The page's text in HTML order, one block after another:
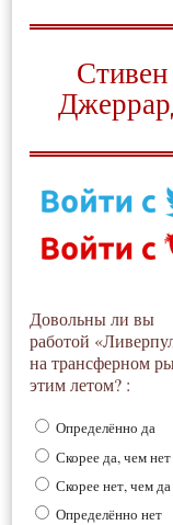
Стивен
Довольны ли вы
работой
на трансферном
этим летом? :
Определённо да
Скорее да, чем нет
Скорее нет, чем да
Определённо нет